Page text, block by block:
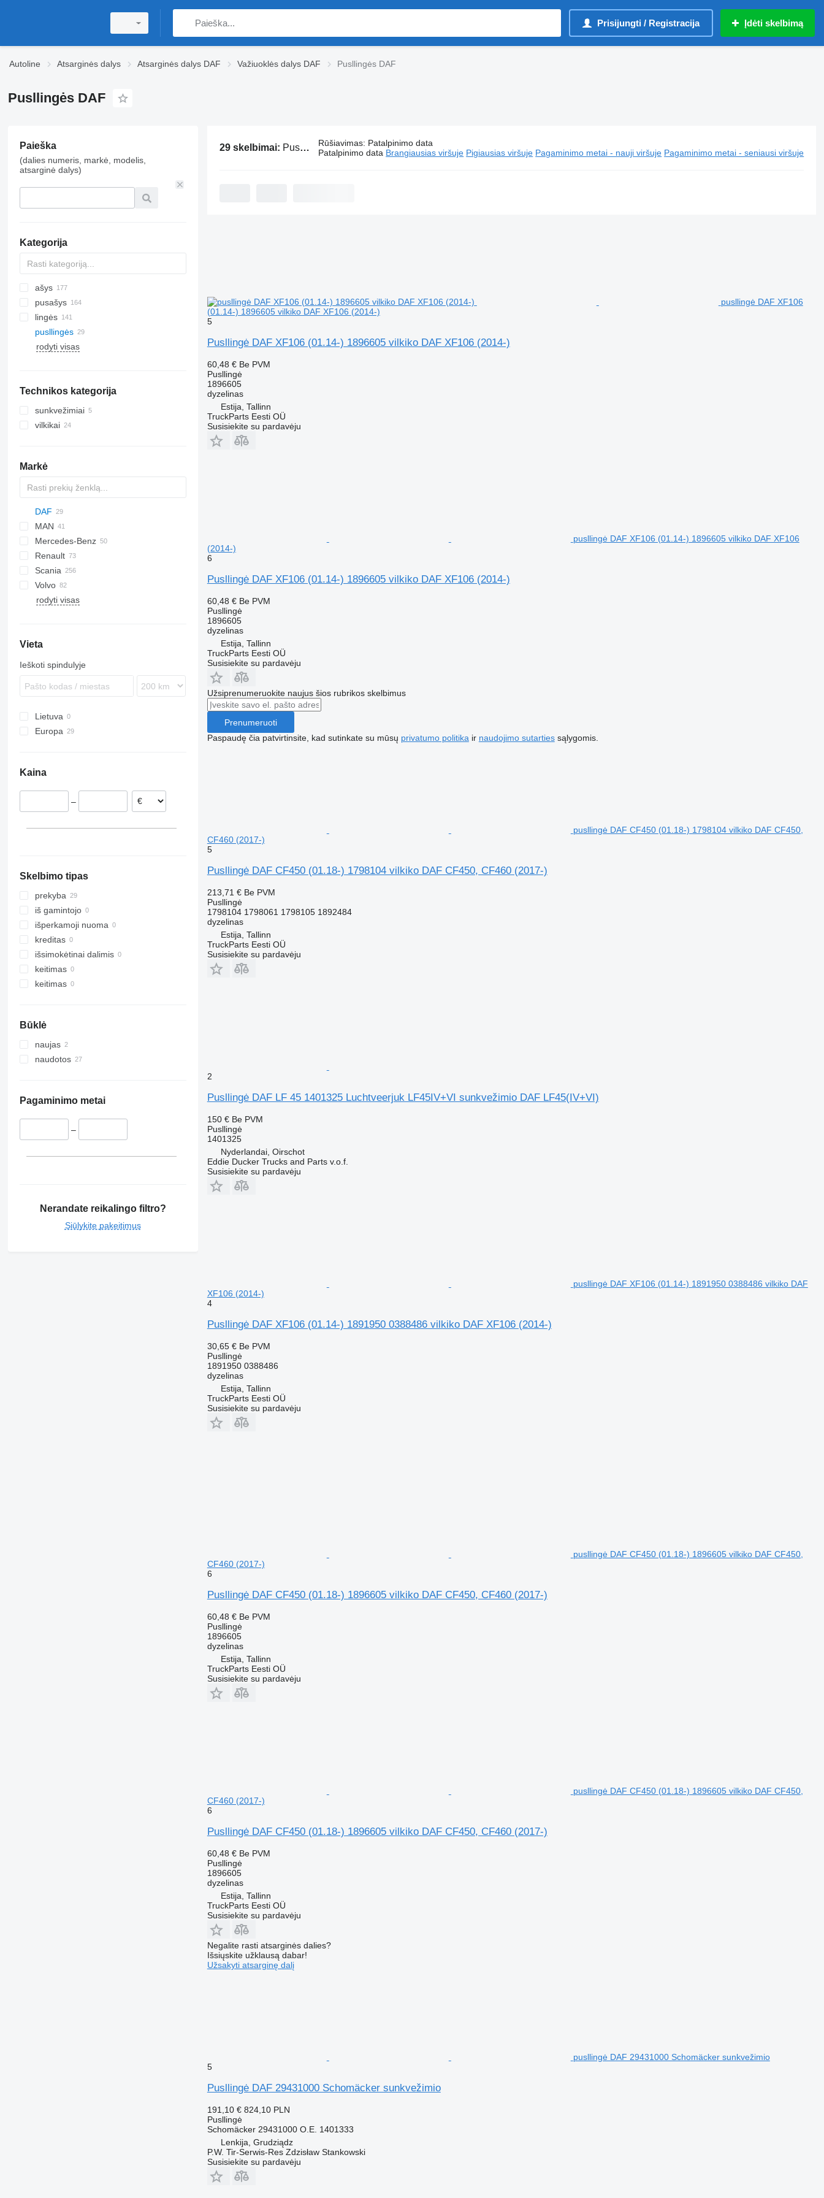
Prisijungti / Registracija Įdėti skelbimą
Autoline Atsarginės dalys Atsarginės dalys DAF Važiuoklės dalys DAF Pusllingės DAF
Pusllingės DAF
Paieška
(dalies numeris, markė, modelis,
atsarginė dalys)
Kategorija
ašys
pusašys
lingės
pusllingės
rodyti visas
Technikos kategorija
sunkvežimiai
vilkikai
Markė
DAF
CF
CF 65
CF 75
CF 85
CF 450
CF 460
LF
LF 45
LF 45 180
LF 55
XF
XF 106
Eagle
Ducato
Daily
EuroCargo
Stralis
Trakker
MAN
L2000
LE
TGA
TGL
TGM
Mercedes-Benz
Actros
Antos
Arocs
Atego
Canter
Renault
Kerax
Magnum
Midlum
Scania
R-series
S-series
Opalin
LT
Volvo
B-series
FMX
rodyti visas
Vieta
Ieškoti spindulyje
Lietuva
Europa
Nyderlandai
Kaina
–
Skelbimo tipas
prekyba
iš gamintojo
išperkamoji nuoma
kreditas
išsimokėtinai dalimis
keitimas
keitimas
Būklė
naujas
naudotos
Pagaminimo metai
–
Nerandate reikalingo filtro?
Siūlykite pakeitimus
29 skelbimai: Pusllingės DAF Rūšiavimas: Patalpinimo data
Patalpinimo data Brangiausias viršuje Pigiausias viršuje Pagaminimo metai - nauji viršuje Pagaminimo metai - seniausi viršuje
pusllingė DAF XF106
(01.14-) 1896605 vilkiko DAF XF106 (2014-)
5
Pusllingė DAF XF106 (01.14-) 1896605 vilkiko DAF XF106 (2014-)
60,48 € Be PVM
Pusllingė
1896605
dyzelinas
Estija, Tallinn
TruckParts Eesti OÜ
Susisiekite su pardavėju
pusllingė DAF XF106 (01.14-) 1896605 vilkiko DAF XF106
(2014-)
6
Pusllingė DAF XF106 (01.14-) 1896605 vilkiko DAF XF106 (2014-)
60,48 € Be PVM
Pusllingė
1896605
dyzelinas
Estija, Tallinn
TruckParts Eesti OÜ
Susisiekite su pardavėju
Užsiprenumeruokite naujus šios rubrikos skelbimus
Prenumeruoti
Paspaudę čia patvirtinsite, kad sutinkate su mūsų privatumo politika ir naudojimo sutartiessąlygomis.
pusllingė DAF CF450 (01.18-) 1798104 vilkiko DAF CF450,
CF460 (2017-)
5
Pusllingė DAF CF450 (01.18-) 1798104 vilkiko DAF CF450, CF460 (2017-)
213,71 € Be PVM
Pusllingė
1798104 1798061 1798105 1892484
dyzelinas
Estija, Tallinn
TruckParts Eesti OÜ
Susisiekite su pardavėju
2
Pusllingė DAF LF 45 1401325 Luchtveerjuk LF45IV+VI sunkvežimio DAF LF45(IV+VI)
150 € Be PVM
Pusllingė
1401325
Nyderlandai, Oirschot
Eddie Ducker Trucks and Parts v.o.f.
Susisiekite su pardavėju
pusllingė DAF XF106 (01.14-) 1891950 0388486 vilkiko DAF
XF106 (2014-)
4
Pusllingė DAF XF106 (01.14-) 1891950 0388486 vilkiko DAF XF106 (2014-)
30,65 € Be PVM
Pusllingė
1891950 0388486
dyzelinas
Estija, Tallinn
TruckParts Eesti OÜ
Susisiekite su pardavėju
pusllingė DAF CF450 (01.18-) 1896605 vilkiko DAF CF450,
CF460 (2017-)
6
Pusllingė DAF CF450 (01.18-) 1896605 vilkiko DAF CF450, CF460 (2017-)
60,48 € Be PVM
Pusllingė
1896605
dyzelinas
Estija, Tallinn
TruckParts Eesti OÜ
Susisiekite su pardavėju
pusllingė DAF CF450 (01.18-) 1896605 vilkiko DAF CF450,
CF460 (2017-)
6
Pusllingė DAF CF450 (01.18-) 1896605 vilkiko DAF CF450, CF460 (2017-)
60,48 € Be PVM
Pusllingė
1896605
dyzelinas
Estija, Tallinn
TruckParts Eesti OÜ
Susisiekite su pardavėju
Negalite rasti atsarginės dalies?
Išsiųskite užklausą dabar!
Užsakyti atsarginę dalį
pusllingė DAF 29431000 Schomäcker sunkvežimio
5
Pusllingė DAF 29431000 Schomäcker sunkvežimio
191,10 € 824,10 PLN
Pusllingė
Schomäcker 29431000 O.E. 1401333
Lenkija, Grudziądz
P.W. Tir-Serwis-Res Zdzisław Stankowski
Susisiekite su pardavėju